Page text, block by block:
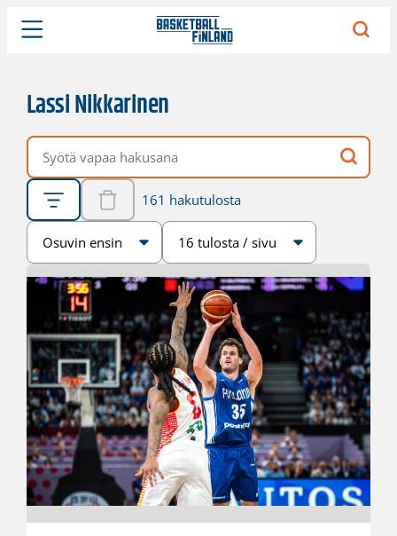
Lassi Nikkarinen
Vapaa hakusana
161 hakutulosta
Järjestys
Sivukoko